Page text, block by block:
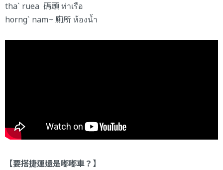
thaˋ ruea 碼頭 ท่าเรือ
horngˋ nam~ 廁所 ห้องน้ำ
【要搭捷運還是嘟嘟車？】